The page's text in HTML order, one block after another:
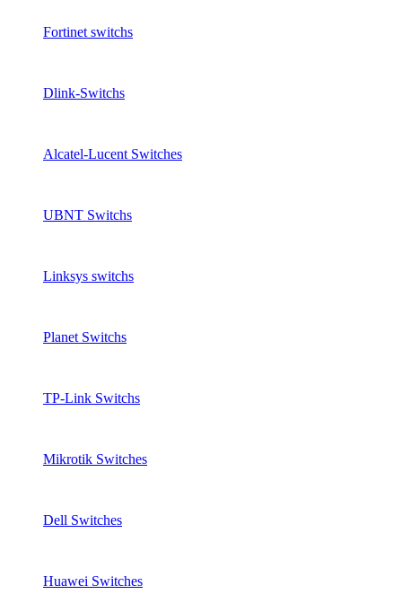
Fortinet switchs
Dlink-Switchs
Alcatel-Lucent Switches
UBNT Switchs
Linksys switchs
Planet Switchs
TP-Link Switchs
Mikrotik Switches
Dell Switches
Huawei Switches